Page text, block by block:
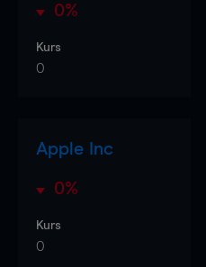
0%
Kurs
0
Apple Inc
0%
Kurs
0